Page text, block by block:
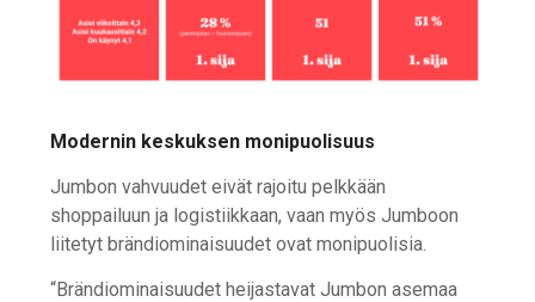
Modernin keskuksen monipuolisuus
Jumbon vahvuudet eivät rajoitu pelkkään
shoppailuun ja logistiikkaan, vaan myös Jumboon
liitetyt brändiominaisuudet ovat monipuolisia.
“Brändiominaisuudet heijastavat Jumbon asemaa